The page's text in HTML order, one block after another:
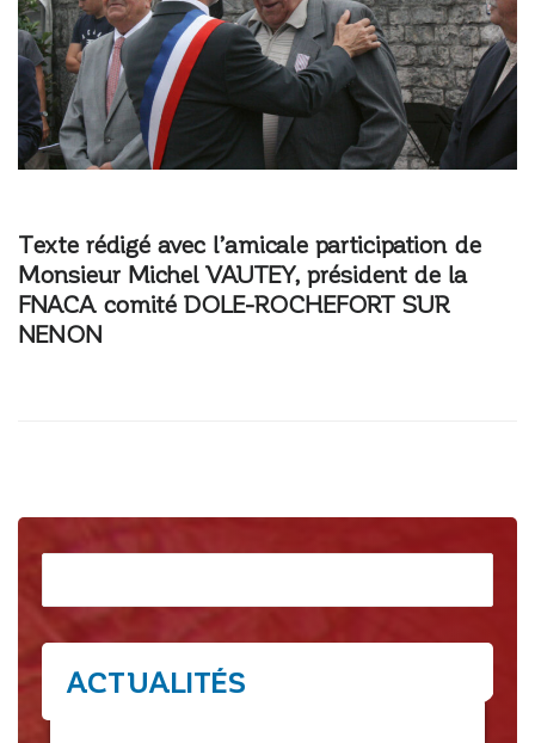
Texte rédigé avec l’amicale participation de
Monsieur Michel VAUTEY, président de la
FNACA comité DOLE-ROCHEFORT SUR
NENON
ACTUALITÉS